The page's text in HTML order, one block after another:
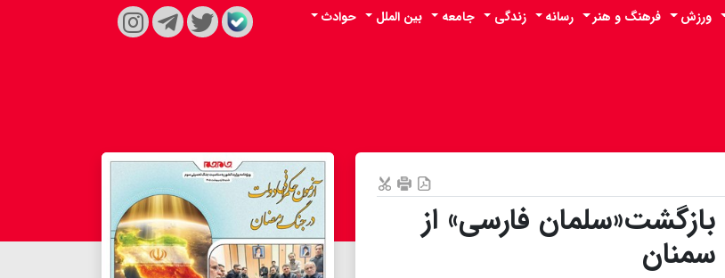
ورزش فرهنگ و هنر رسانه زندگی جامعه بین الملل
حوادث
بازگشت«سلمان فارسی» از
سمنان